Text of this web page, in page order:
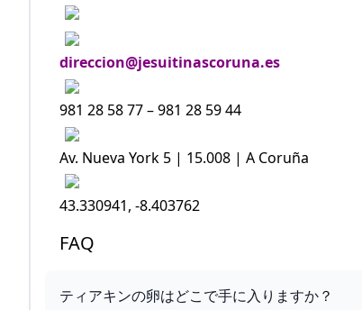
direccion@jesuitinascoruna.es
981 28 58 77 – 981 28 59 44
Av. Nueva York 5 | 15.008 | A Coruña
43.330941, -8.403762
FAQ
ティアキンの卵はどこで手に入りますか？